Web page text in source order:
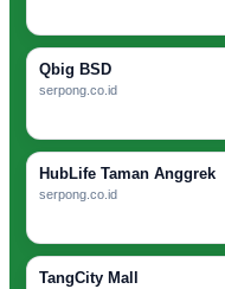
Qbig BSD
serpong.co.id
HubLife Taman Anggrek
serpong.co.id
TangCity Mall